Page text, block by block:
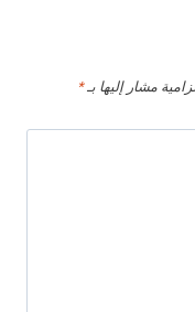
مشار إليها بـ*